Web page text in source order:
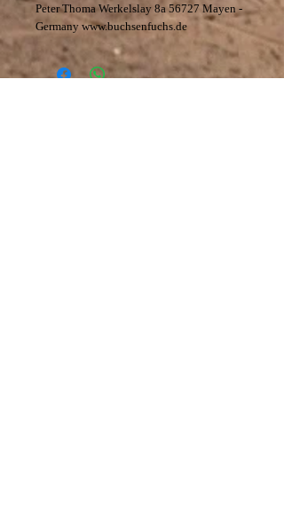
Peter Thoma Werkelslay 8a 56727 Mayen -
Germany www.buchsenfuchs.de